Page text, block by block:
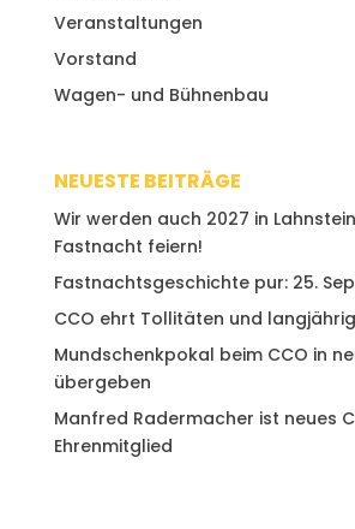
Veranstaltungen
Vorstand
Wagen- und Bühnenbau
NEUESTE BEITRÄGE
Wir werden auch 2027 in
Fastnacht feiern!
Fastnachtsgeschichte pur: 25.
CCO ehrt Tollitäten und
Mundschenkpokal beim CCO in
übergeben
Manfred Radermacher ist neues
Ehrenmitglied